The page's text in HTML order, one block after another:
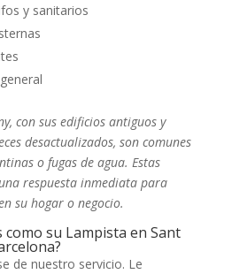
y sanitarios
con sus edificios antiguos y
desactualizados, son comunes
o fugas de agua. Estas
respuesta inmediata para
su hogar o negocio.
como su Lampista en Sant
de nuestro servicio. Le